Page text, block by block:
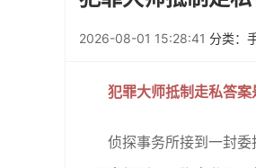
2026-08-01 15:28:41 分类：
犯罪大师抵制走私答
侦探事务所接到一封